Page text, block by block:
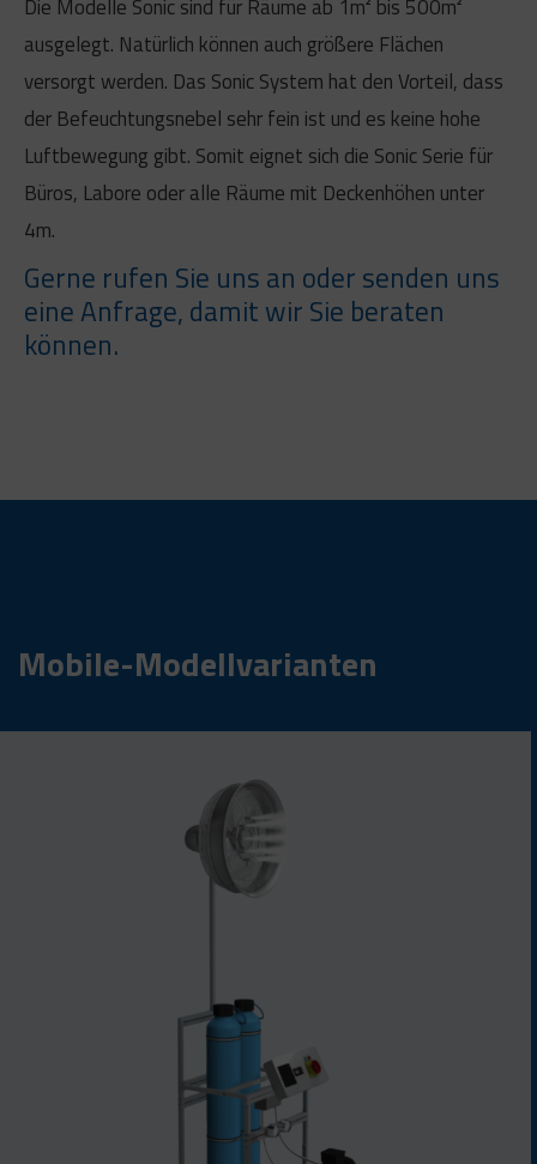
Die Modelle Sonic sind für Räume ab 1m² bis 500m²
ausgelegt. Natürlich können auch größere Flächen
versorgt werden. Das Sonic System hat den Vorteil, dass
der Befeuchtungsnebel sehr fein ist und es keine hohe
Luftbewegung gibt. Somit eignet sich die Sonic Serie für
Büros, Labore oder alle Räume mit Deckenhöhen unter
4m.
Gerne rufen Sie uns an oder senden uns
eine Anfrage, damit wir Sie beraten
können.
Mobile-Modellvarianten